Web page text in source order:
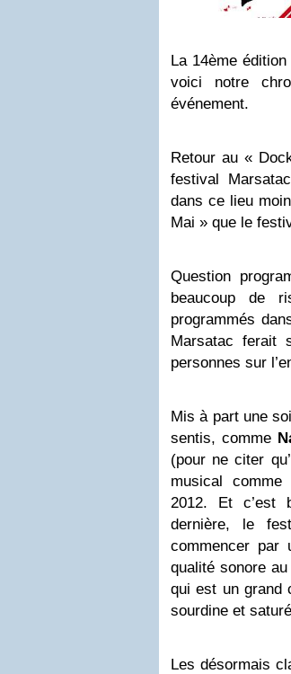
La 14ème
voici notre
événement.
Retour au «
festival
dans ce lieu
Mai » que le
Question
beaucoup de
programmés
Marsatac ferait
personnes sur
Mis à part une
sentis, comme
(pour ne citer
musical
2012. Et c’est
dernière, le
commencer par
qualité sonore
qui est un grand
sourdine et
Les désormais